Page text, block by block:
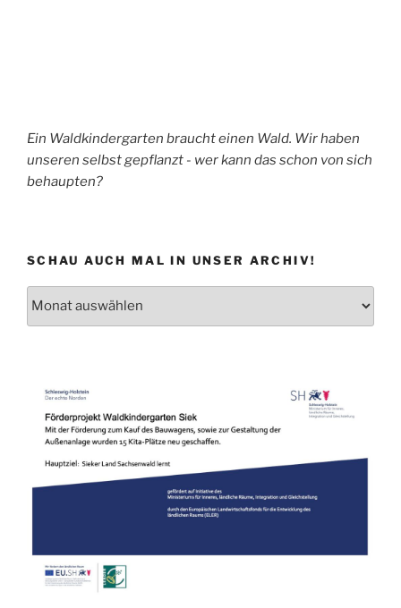
Ein Waldkindergarten braucht einen Wald. Wir haben
unseren selbst gepflanzt - wer kann das schon von sich
behaupten?
SCHAU AUCH MAL IN UNSER ARCHIV!
Archiv!